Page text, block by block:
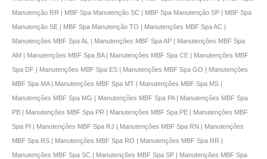
Manutenção RR | MBF Spa Manutenção SC | MBF Spa Manutenção SP | MBF Spa
Manutenção SE | MBF Spa Manutenção TO | Manutenções MBF Spa AC |
Manutenções MBF Spa AL | Manutenções MBF Spa AP | Manutenções MBF Spa
AM | Manutenções MBF Spa BA | Manutenções MBF Spa CE | Manutenções MBF
Spa DF | Manutenções MBF Spa ES | Manutenções MBF Spa GO | Manutenções
MBF Spa MA | Manutenções MBF Spa MT | Manutenções MBF Spa MS |
Manutenções MBF Spa MG | Manutenções MBF Spa PA | Manutenções MBF Spa
PB | Manutenções MBF Spa PR | Manutenções MBF Spa PE | Manutenções MBF
Spa PI | Manutenções MBF Spa RJ | Manutenções MBF Spa RN | Manutenções
MBF Spa RS | Manutenções MBF Spa RO | Manutenções MBF Spa RR |
Manutenções MBF Spa SC | Manutenções MBF Spa SP | Manutenções MBF Spa